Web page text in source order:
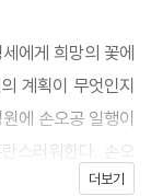
에게 희망의 꽃에
계획이 무엇인지
에 손오공 일행이
스러워한다. 손오
었음에도 불구하
더보기